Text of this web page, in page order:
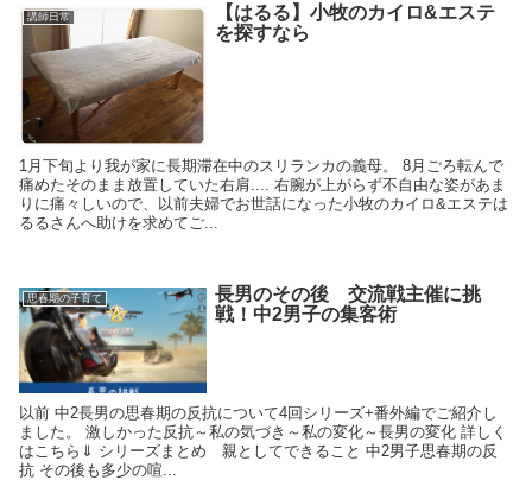
講師日常
【はるる】小牧のカイロ&エステ
を探すなら
1月下旬より我が家に長期滞在中のスリランカの義母。 8月ごろ転んで
痛めたそのまま放置していた右肩.... 右腕が上がらず不自由な姿があま
りに痛々しいので、以前夫婦でお世話になった小牧のカイロ&エステは
るるさんへ助けを求めてご...
思春期の子育て
長男のその後 交流戦主催に挑
戦！中2男子の集客術
以前 中2長男の思春期の反抗について4回シリーズ+番外編でご紹介し
ました。 激しかった反抗～私の気づき～私の変化～長男の変化 詳しく
はこちら⇓ シリーズまとめ 親としてできること 中2男子思春期の反
抗 その後も多少の喧...